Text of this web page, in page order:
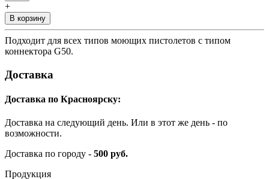
+
В корзину
Подходит для всех типов моющих пистолетов с типом
коннектора G50.
Доставка
Доставка по Красноярску:
Доставка на следующий день. Или в этот же день - по
возможности.
Доставка по городу - 500 руб.
Продукция